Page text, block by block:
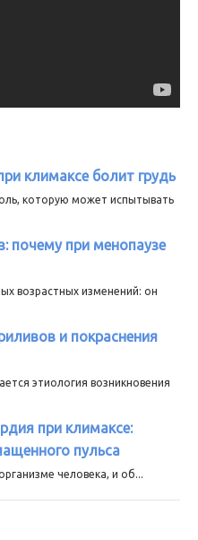
климаксе болит грудь
которую может испытывать
почему при менопаузе
возрастных изменений: он
и покраснения
этиология возникновения
при климаксе:
пульса
человека, и об...